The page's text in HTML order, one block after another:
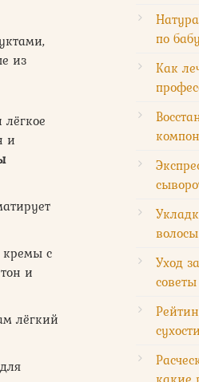
из
и
с
и
лёгкий
по
Как
Уход